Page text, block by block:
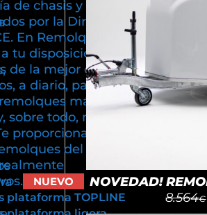
de chasis y están
por la Directiva
En Remolques Cuni
tu disposición
de la mejor calidad.
a diario, para poder
más ligeros,
sobre todo, más
proporcionamos los
del mercado
NUEVO
plataforma TOPLINE
NOVEDAD!
8.564€